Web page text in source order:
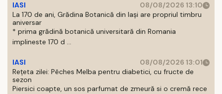
IASI
08/08/2026 13:10
La 170 de ani, Grădina Botanică din Iași are propriul timbru
aniversar
* prima grădină botanică universitară din Romania
implineste 170 d ...
IASI
08/08/2026 13:01
Rețeta zilei: Pêches Melba pentru diabetici, cu fructe de
sezon
Piersici coapte, un sos parfumat de zmeură si o cremă rece